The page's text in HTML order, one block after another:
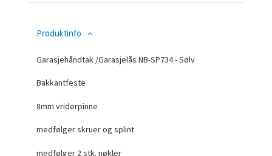
Produktinfo
Garasjehåndtak /Garasjelås NB-SP734 - Sølv
Bakkantfeste
8mm vriderpinne
medfølger skruer og splint
medfølger 2 stk. nøkler